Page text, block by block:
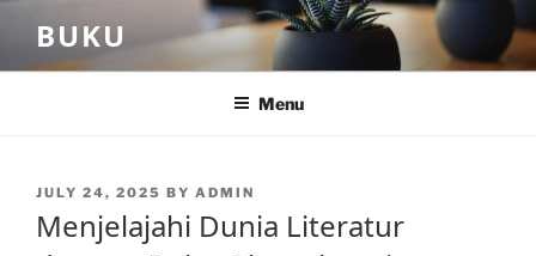
content
BUKU
Menu
POSTED
JULY 24, 2025 BY ADMIN
Menjelajahi Dunia Literatur